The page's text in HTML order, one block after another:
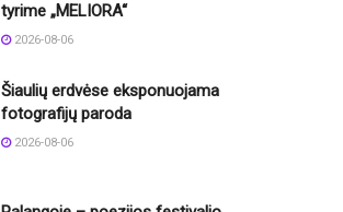
tyrime „MELIORA“
2026-08-06
Šiaulių erdvėse eksponuojama
fotografijų paroda
2026-08-06